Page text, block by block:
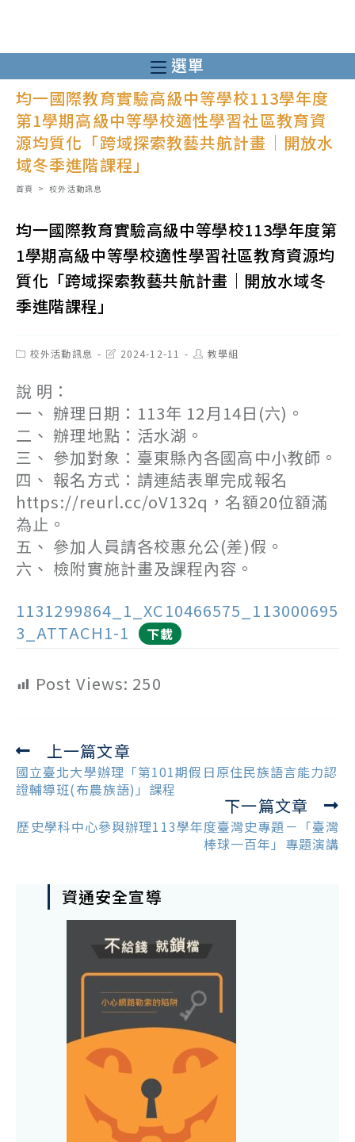
至
主
要
容
選單
均一國際教育實驗高級中等學校113學年度
第1學期高級中等學校適性學習社區教育資
源均質化「跨域探索教藝共航計畫｜開放水
域冬季進階課程」
首頁 > 校外活動訊息
均一國際教育實驗高級中等學校113學年度第
1學期高級中等學校適性學習社區教育資源均
質化「跨域探索教藝共航計畫｜開放水域冬
季進階課程」
Post校外活動訊息
Post2024-12-11
Post教學組
說 明：
一、 辦理日期：113年 12月14日(六)。
二、 辦理地點：活水湖。
三、 參加對象：臺東縣內各國高中小教師。
四、 報名方式：請連結表單完成報名
https://reurl.cc/oV132q，名額20位額滿
為止。
五、 參加人員請各校惠允公(差)假。
六、 檢附實施計畫及課程內容。
1131299864_1_XC10466575_113000695
3_ATTACH1-1
下載
Post Views: 250
Read
more
articles
上一篇文章
國立臺北大學辦理「第101期假日原住民族語言能力認
證輔導班(布農族語)」課程
下一篇文章
歷史學科中心參與辦理113學年度臺灣史專題－「臺灣
棒球一百年」專題演講
資通安全宣導